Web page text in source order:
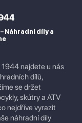
Náhradní díly a
najdete u nás
dílů,
se držet
skútry a ATV
nejdříve vyrazit
náhradní díly